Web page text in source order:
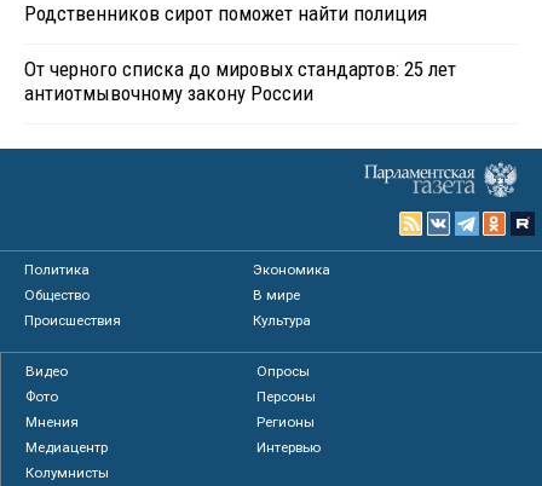
Родственников сирот поможет найти полиция
От черного списка до мировых стандартов: 25 лет
антиотмывочному закону России
Политика
Экономика
Общество
В мире
Происшествия
Культура
Видео
Опросы
Фото
Персоны
Мнения
Регионы
Медиацентр
Интервью
Колумнисты